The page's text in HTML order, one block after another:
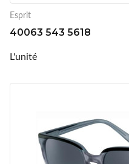
Esprit
40063 543 5618
L'unité